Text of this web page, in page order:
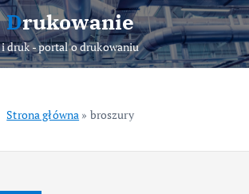
Drukowanie
i druk - portal o drukowaniu
Strona główna » broszury